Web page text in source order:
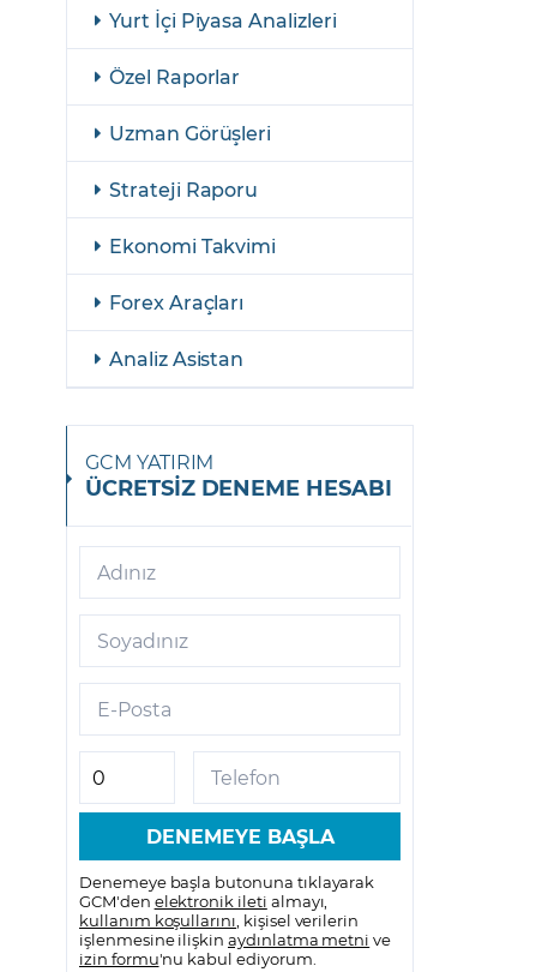
Yasal Bildirimler
GCM Borsa Trader Eğitim Videoları
Yurt İçi Piyasa Analizleri
Özel Raporlar
Uzman Görüşleri
Strateji Raporu
Ekonomi Takvimi
Forex Araçları
Analiz Asistan
GCM YATIRIM
ÜCRETSİZ DENEME HESABI
Adınız
Soyadınız
E-Posta
Telefon
Denemeye başla butonuna tıklayarak
GCM'den elektronik ileti almayı,
kullanım koşullarını , kişisel verilerin
işlenmesine ilişkin aydınlatma metni ve
izin formu'nu kabul ediyorum.